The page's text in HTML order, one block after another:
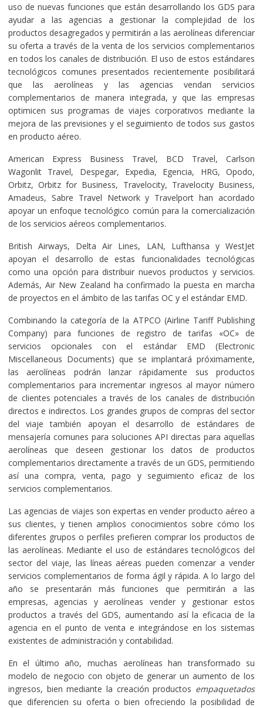
uso de nuevas funciones que están desarrollando los GDS para
ayudar a las agencias a gestionar la complejidad de los
productos desagregados y permitirán a las aerolíneas diferenciar
su oferta a través de la venta de los servicios complementarios
en todos los canales de distribución. El uso de estos estándares
tecnológicos comunes presentados recientemente posibilitará
que las aerolíneas y las agencias vendan servicios
complementarios de manera integrada, y que las empresas
optimicen sus programas de viajes corporativos mediante la
mejora de las previsiones y el seguimiento de todos sus gastos
en producto aéreo.
American Express Business Travel, BCD Travel, Carlson
Wagonlit Travel, Despegar, Expedia, Egencia, HRG, Opodo,
Orbitz, Orbitz for Business, Travelocity, Travelocity Business,
Amadeus, Sabre Travel Network y Travelport han acordado
apoyar un enfoque tecnológico común para la comercialización
de los servicios aéreos complementarios.
British Airways, Delta Air Lines, LAN, Lufthansa y WestJet
apoyan el desarrollo de estas funcionalidades tecnológicas
como una opción para distribuir nuevos productos y servicios.
Además, Air New Zealand ha confirmado la puesta en marcha
de proyectos en el ámbito de las tarifas OC y el estándar EMD.
Combinando la categoría de la ATPCO (Airline Tariff Publishing
Company) para funciones de registro de tarifas «OC» de
servicios opcionales con el estándar EMD (Electronic
Miscellaneous Documents) que se implantará próximamente,
las aerolíneas podrán lanzar rápidamente sus productos
complementarios para incrementar ingresos al mayor número
de clientes potenciales a través de los canales de distribución
directos e indirectos. Los grandes grupos de compras del sector
del viaje también apoyan el desarrollo de estándares de
mensajería comunes para soluciones API directas para aquellas
aerolíneas que deseen gestionar los datos de productos
complementarios directamente a través de un GDS, permitiendo
así una compra, venta, pago y seguimiento eficaz de los
servicios complementarios.
Las agencias de viajes son expertas en vender producto aéreo a
sus clientes, y tienen amplios conocimientos sobre cómo los
diferentes grupos o perfiles prefieren comprar los productos de
las aerolíneas. Mediante el uso de estándares tecnológicos del
sector del viaje, las líneas aéreas pueden comenzar a vender
servicios complementarios de forma ágil y rápida. A lo largo del
año se presentarán más funciones que permitirán a las
empresas, agencias y aerolíneas vender y gestionar estos
productos a través del GDS, aumentando así la eficacia de la
agencia en el punto de venta e integrándose en los sistemas
existentes de administración y contabilidad.
En el último año, muchas aerolíneas han transformado su
modelo de negocio con objeto de generar un aumento de los
ingresos, bien mediante la creación productos empaquetados
que diferencien su oferta o bien ofreciendo la posibilidad de